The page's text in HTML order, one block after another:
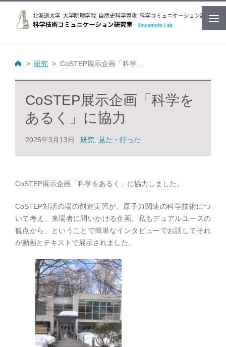
研究 CoSTEP展示企画「科学をあるく」に協力
CoSTEP展示企画「科学を
あるく」に協力
2025年3月13日 研究, 見た・行った
CoSTEP展示企画「科学をあるく」に協力しました。
CoSTEP対話の場の創造実習が、原子力関連の科学技術につ
いて考え、来場者に問いかける企画。私もデュアルユースの
観点から、ということで簡単なインタビューでお話してそれ
が動画とテキストで展示されました。